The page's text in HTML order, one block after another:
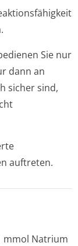
Sie nur
dann an
sicher sind,
auftreten.
mmol Natrium